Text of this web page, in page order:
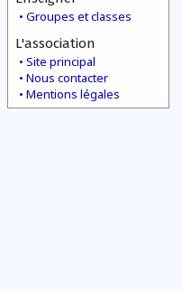
Groupes et classes
L'association
Site principal
Nous contacter
Mentions légales